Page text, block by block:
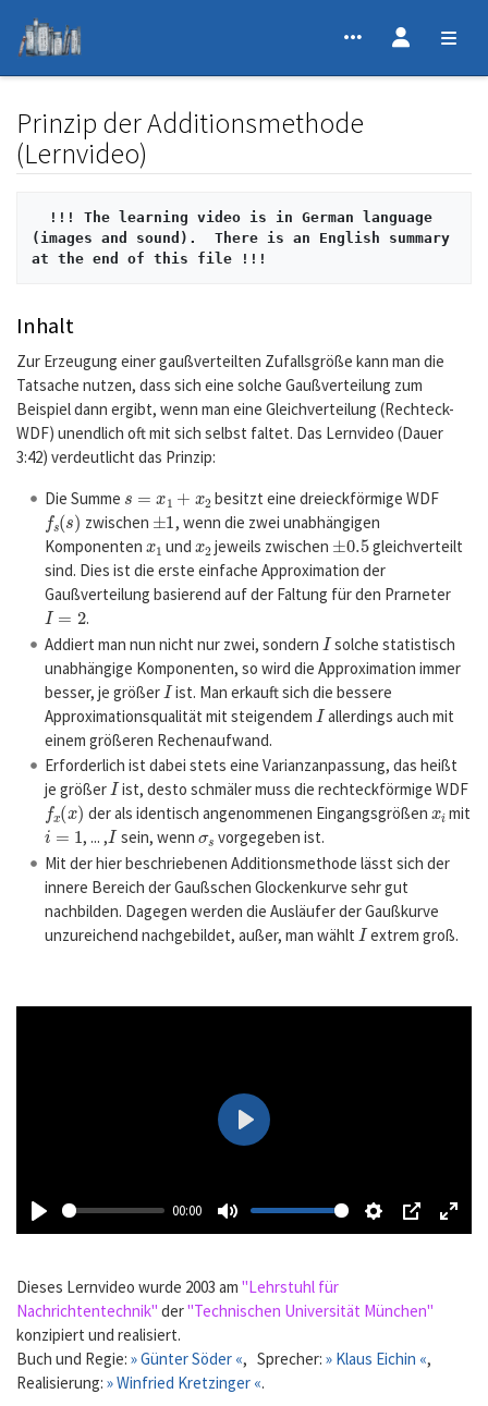
Prinzip der Additionsmethode
(Lernvideo)
!!! The learning video is in German language
(images and sound).  There is an English summary
at the end of this file !!!
Inhalt
Zur Erzeugung einer gaußverteilten Zufallsgröße kann man die
Tatsache nutzen, dass sich eine solche Gaußverteilung zum
Beispiel dann ergibt, wenn man eine Gleichverteilung (Rechteck-
WDF) unendlich oft mit sich selbst faltet. Das Lernvideo (Dauer
3:42) verdeutlicht das Prinzip:
Die Summe
besitzt eine dreieckförmige WDF
fs(s) zwischen ±1 , wenn die zwei unabhängigen
Komponenten x 1und x2jeweils zwischen ±0.5 gleichverteilt
sind. Dies ist die erste einfache Approximation der
Gaußverteilung basierend auf der Faltung für den Prarneter
I=2
.
Addiert man nun nicht nur zwei, sondern Isolche statistisch
unabhängige Komponenten, so wird die Approximation immer
besser, je größerIist. Man erkauft sich die bessere
Approximationsqualität mit steigendemIallerdings auch mit
einem größeren Rechenaufwand.
Erforderlich ist dabei stets eine Varianzanpassung, das heißt
je größer Iist, desto schmäler muss die rechteckförmige WDF
fx(x ) der als identisch angenommenen Eingangsgrößenxi mit
i=1 , ... ,Isein, wennσs vorgegeben ist.
Mit der hier beschriebenen Additionsmethode lässt sich der
innere Bereich der Gaußschen Glockenkurve sehr gut
nachbilden. Dagegen werden die Ausläufer der Gaußkurve
unzureichend nachgebildet, außer, man wähltIextrem groß.
Play
00:00
Mute Settings
PIP
Enter
Play
Dieses Lernvideo wurde 2003 am "Lehrstuhl für
Nachrichtentechnik" der"Technischen Universität München"
konzipiert und realisiert.
Buch und Regie: » Günter Söder «, Sprecher: » Klaus Eichin «,
Realisierung: » Winfried Kretzinger «.